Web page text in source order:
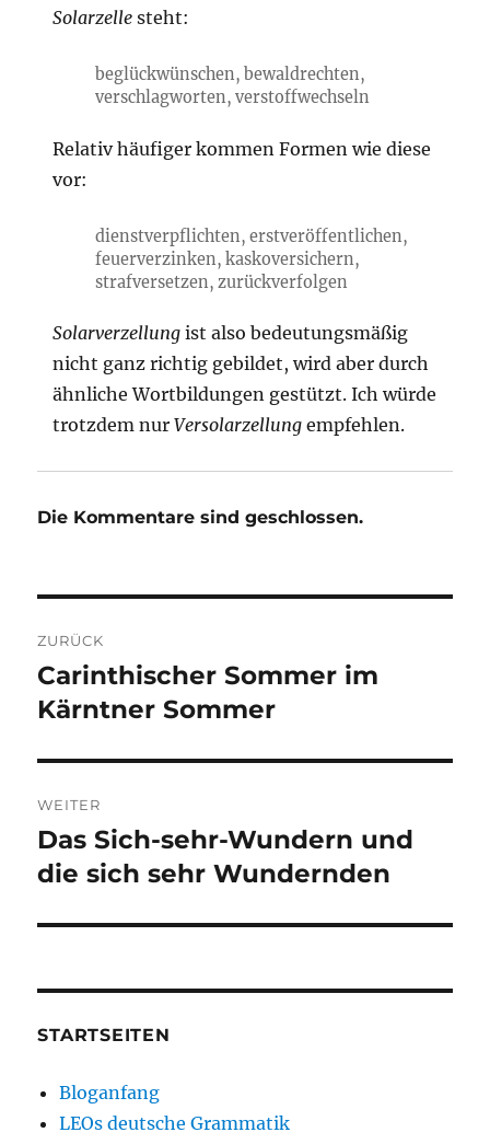
Solarzelle steht:
beglückwünschen, bewaldrechten,
verschlagworten, verstoffwechseln
Relativ häufiger kommen Formen wie diese
vor:
dienstverpflichten, erstveröffentlichen,
feuerverzinken, kaskoversichern,
strafversetzen, zurückverfolgen
Solarverzellung ist also bedeutungsmäßig
nicht ganz richtig gebildet, wird aber durch
ähnliche Wortbildungen gestützt. Ich würde
trotzdem nurVersolarzellung empfehlen.
Die Kommentare sind geschlossen.
ZURÜCK
Vorheriger
Beitrag:
Carinthischer Sommer im
Kärntner Sommer
WEITER
Nächster
Beitrag:
Das Sich-sehr-Wundern und
die sich sehr Wundernden
STARTSEITEN
Bloganfang
LEOs deutsche Grammatik